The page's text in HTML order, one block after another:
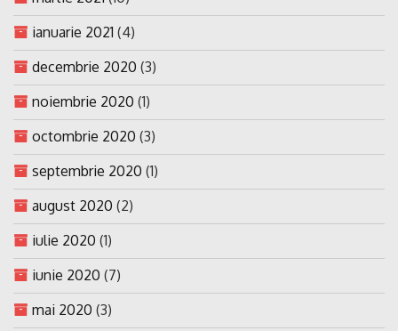
ianuarie 2021 (4)
decembrie 2020 (3)
noiembrie 2020 (1)
octombrie 2020 (3)
septembrie 2020 (1)
august 2020 (2)
iulie 2020 (1)
iunie 2020 (7)
mai 2020 (3)